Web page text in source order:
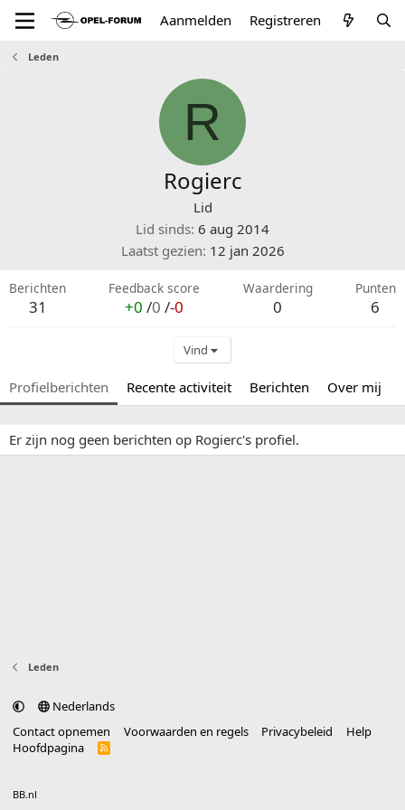
Aanmelden Registreren
Leden
R
Rogierc
Lid
Lid sinds 6 aug 2014
Laatst gezien 12 jan 2026
Berichten
31
Feedback score
+0 /0 /-0
Waardering
0
Punten
6
Vind
Profielberichten Recente activiteit Berichten Over mij
Er zijn nog geen berichten op Rogierc's profiel.
Leden
Nederlands
Contact opnemen
Voorwaarden en regels Privacybeleid
Help
Hoofdpagina
R
BB.nl